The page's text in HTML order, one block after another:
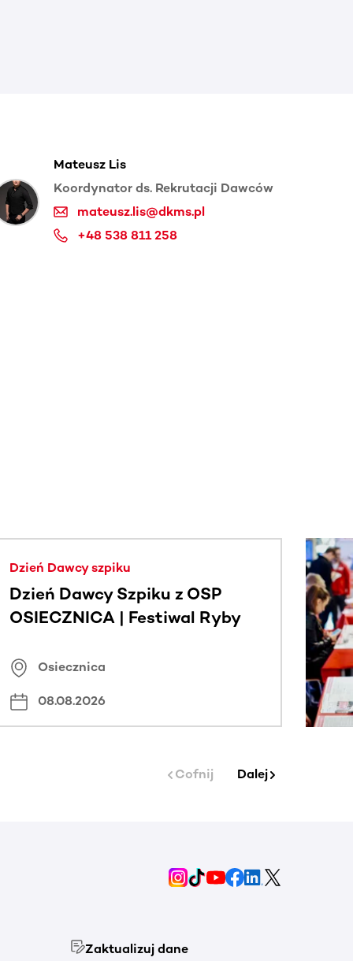
Mateusz Lis
Koordynator ds. Rekrutacji Dawców
mateusz.lis@dkms.pl
+48 538 811 258
Dzień Dawcy szpiku
Dzień Dawcy Szpiku z OSP
OSIECZNICA | Festiwal Ryby
Osiecznica
08.08.2026
Cofnij Dalej
Zaktualizuj dane